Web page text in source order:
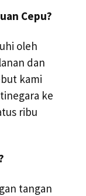
Cepu?
oleh
dan
kami
ke
ribu
tangan